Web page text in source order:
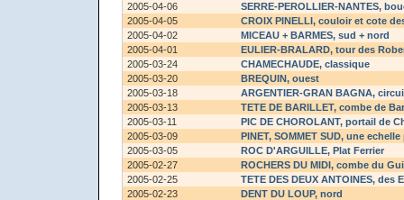
2005-04-06
SERRE-PEROLLIER-NANTES,
2005-04-05
CROIX PINELLI, couloir et cote
2005-04-02
MICEAU + BARMES, sud + nord
2005-04-01
EULIER-BRALARD, tour des
2005-03-24
CHAMECHAUDE, classique
2005-03-20
BREQUIN, ouest
2005-03-18
ARGENTIER-GRAN BAGNA,
2005-03-13
TETE DE BARILLET, combe de
2005-03-11
PIC DE CHOROLANT, portail de
2005-03-09
PINET, SOMMET SUD, une
2005-03-05
ROC D'ARGUILLE, Plat Ferrier
2005-02-27
ROCHERS DU MIDI, combe du
2005-02-25
TETE DES DEUX ANTOINES, des
2005-02-23
DENT DU LOUP, nord